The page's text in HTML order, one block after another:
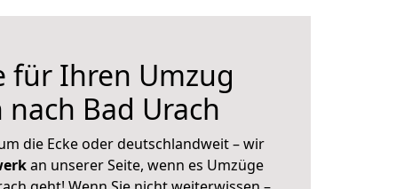
für Ihren Umzug
Bad Urach
die Ecke oder deutschlandweit – wir
an unserer Seite, wenn es Umzüge